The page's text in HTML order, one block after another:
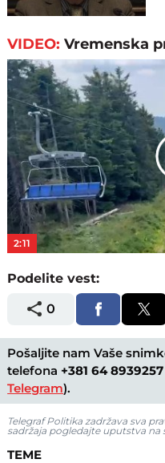
VIDEO:Vremenska
2:11
Podelite vest:
0
Pošaljite nam Vaše
telefona +381 64 8939257
Telegram).
Telegraf Politika zadržava sva
sadržaja pogledajte uputstva na
TEME